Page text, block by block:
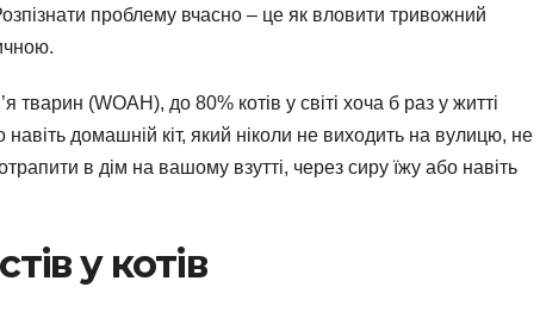
проблему вчасно – це як вловити тривожний
тварин (WOAH), до 80% котів у світі хоча б раз у житті
домашній кіт, який ніколи не виходить на вулицю, не
в дім на вашому взутті, через сиру їжу або навіть
у котів